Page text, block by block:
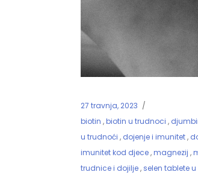
27 travnja, 2023
biotin ,biotin u trudnoci ,
u trudnoći , dojenje i imunitet ,
imunitet kod djece ,magnezij ,
trudnice i dojilje , selen tablete